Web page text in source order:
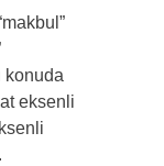
konuda
eksenli